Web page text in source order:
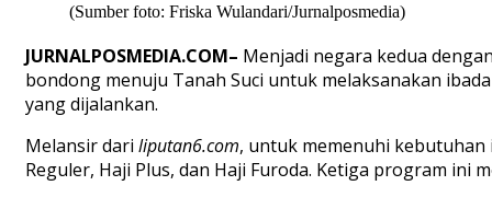
(Sumber foto: Friska Wulandari/Jurnalposmedia)
JURNALPOSMEDIA.COM– Menjadi negara kedua
bondong menuju Tanah Suci untuk melaksanakan
yangdijalankan.
Melansirdari liputan6.com, untuk memenuhi kebutuhan
Reguler, Haji Plus, dan Haji Furoda. Ketiga program ini